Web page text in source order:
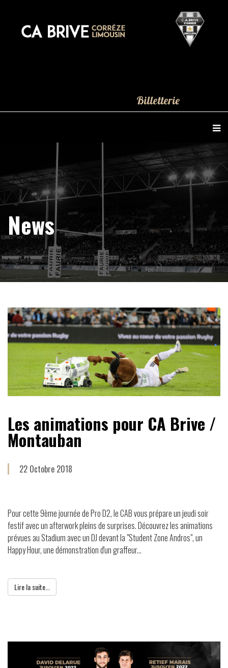
Billetterie
News
Les animations pour CA Brive /
Montauban
22 Octobre 2018
Pour cette 9ème journée de Pro D2, le CAB vous prépare un jeudi soir
festif avec un afterwork pleins de surprises. Découvrez les animations
prévues au Stadium avec un DJ devant la "Student Zone Andros", un
Happy Hour, une démonstration d'un graffeur...
Lire la suite...